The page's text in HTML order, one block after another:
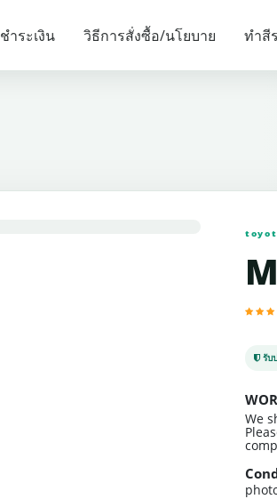
ชำระเงิน วิธีการสั่งซื้อ/นโยบาย ทำสี
รายการแนะนำ
รับ
We